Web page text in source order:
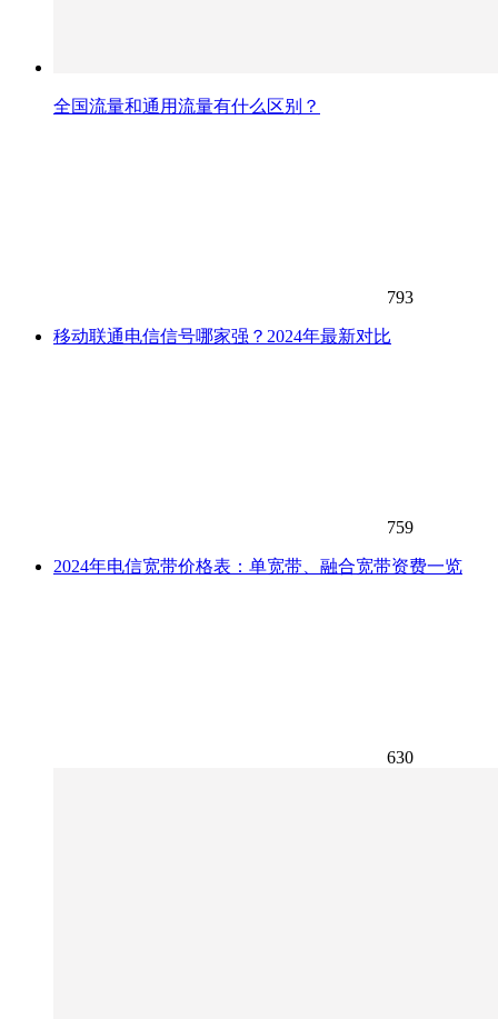
全国流量和通用流量有什么区别？
793
移动联通电信信号哪家强？2024年最新对比
759
2024年电信宽带价格表：单宽带、融合宽带资费一览
630